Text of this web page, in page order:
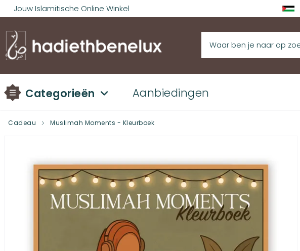
Jouw Islamitische Online Winkel
Categorieën Aanbiedingen
Cadeau Muslimah Moments - Kleurboek